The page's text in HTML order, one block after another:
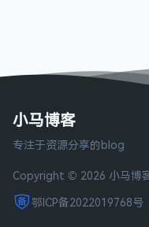
小马博客
专注于资源分享的blog
Copyright © 2026 小马博
鄂ICP备2022019768号